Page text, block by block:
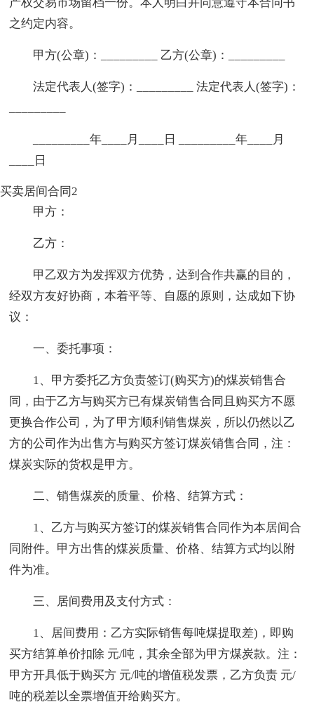
之约定内容。
甲方(公章)：_________ 乙方(公章)：_________
法定代表人(签字)：_________ 法定代表人(签字)：
_________年____月____日 _________年____月
____日
买卖居间合同2
甲方：
乙方：
甲乙双方为发挥双方优势，达到合作共赢的目的，
经双方友好协商，本着平等、自愿的原则，达成如下协
议：
一、委托事项：
1、甲方委托乙方负责签订(购买方)的煤炭销售合
同，由于乙方与购买方已有煤炭销售合同且购买方不愿
更换合作公司，为了甲方顺利销售煤炭，所以仍然以乙
方的公司作为出售方与购买方签订煤炭销售合同，注：
煤炭实际的货权是甲方。
二、销售煤炭的质量、价格、结算方式：
1、乙方与购买方签订的煤炭销售合同作为本居间合
同附件。甲方出售的煤炭质量、价格、结算方式均以附
件为准。
三、居间费用及支付方式：
1、居间费用：乙方实际销售每吨煤提取差)，即购
买方结算单价扣除 元/吨，其余全部为甲方煤炭款。注：
甲方开具低于购买方 元/吨的增值税发票，乙方负责 元/
吨的税差以全票增值开给购买方。